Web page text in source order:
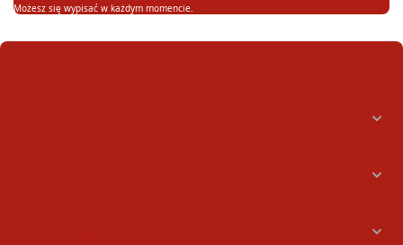
Możesz się wypisać w każdym momencie.